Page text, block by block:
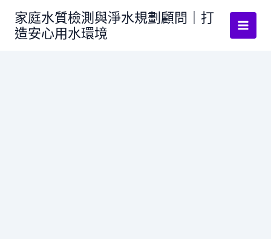
家庭水質檢測與淨水規劃顧問｜打
造安心用水環境